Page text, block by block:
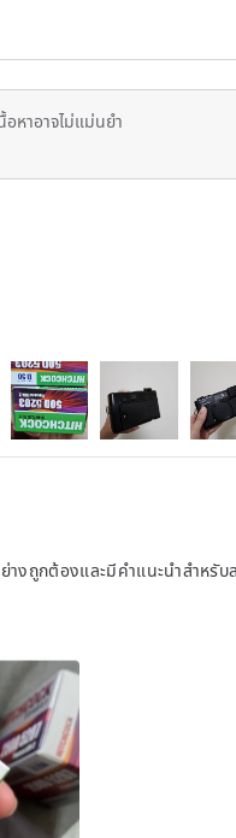
หาอาจไม่แม่นยำ
งถูกต้องและมีคำแนะนำสำหรับ